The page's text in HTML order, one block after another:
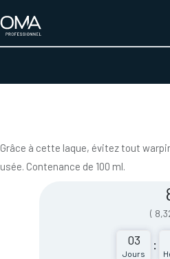
Grâce à cette laque, évitez tout
usée. Contenance de 100 ml.
(
03
Jours
: